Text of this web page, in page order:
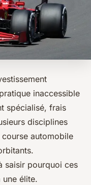
inaccessible
spécialisé, frais
disciplines
automobile
saisir pourquoi ces
une élite.